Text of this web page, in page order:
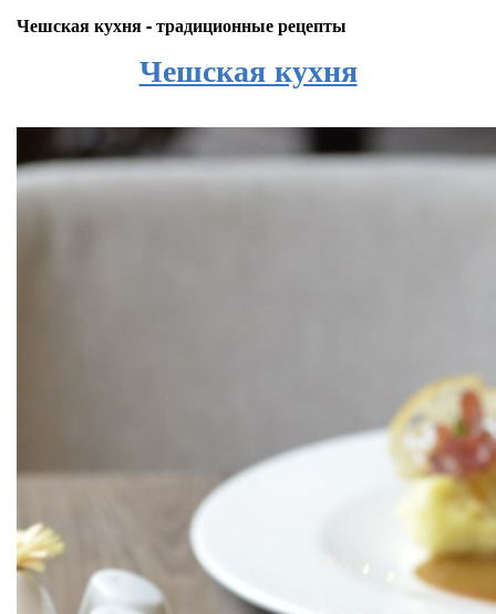
Чешская кухня - традиционные рецепты
Чешская кухня